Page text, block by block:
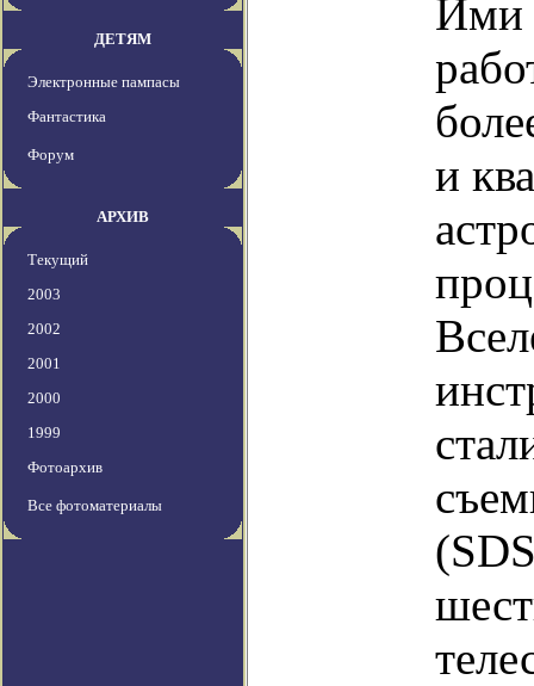
ДЕТЯМ
Электронные пампасы
Фантастика
Форум
АРХИВ
Текущий
2003
2002
2001
2000
1999
Фотоархив
Все фотоматериалы
Ими
и